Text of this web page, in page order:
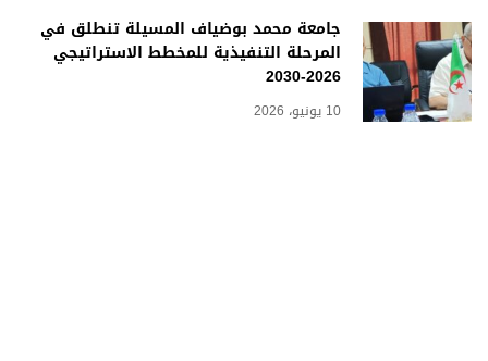
جامعة محمد بوضياف المسيلة تنطلق في
المرحلة التنفيذية للمخطط الاستراتيجي
2026-2030
10 يونيو، 2026